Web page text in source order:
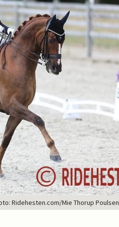
Ridehesten.com/Mie Thorup Poulsen